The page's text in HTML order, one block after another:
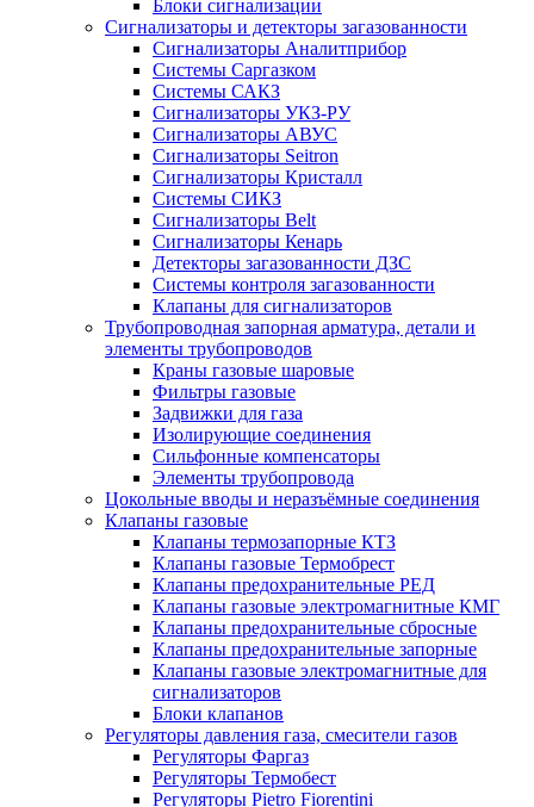
Блоки сигнализации
Сигнализаторы и детекторы загазованности
Сигнализаторы Аналитприбор
Системы Саргазком
Системы САКЗ
Сигнализаторы УКЗ-РУ
Сигнализаторы АВУС
Сигнализаторы Seitron
Сигнализаторы Кристалл
Системы СИКЗ
Сигнализаторы Belt
Сигнализаторы Кенарь
Детекторы загазованности ДЗС
Системы контроля загазованности
Клапаны для сигнализаторов
Трубопроводная запорная арматура, детали и
элементы трубопроводов
Краны газовые шаровые
Фильтры газовые
Задвижки для газа
Изолирующие соединения
Сильфонные компенсаторы
Элементы трубопровода
Цокольные вводы и неразъёмные соединения
Клапаны газовые
Клапаны термозапорные КТЗ
Клапаны газовые Термобрест
Клапаны предохранительные РЕД
Клапаны газовые электромагнитные КМГ
Клапаны предохранительные сбросные
Клапаны предохранительные запорные
Клапаны газовые электромагнитные для
сигнализаторов
Блоки клапанов
Регуляторы давления газа, смесители газов
Регуляторы Фаргаз
Регуляторы Термобест
Регуляторы Pietro Fiorentini